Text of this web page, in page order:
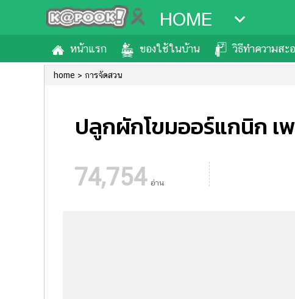
HOME
หน้าแรก ของใช้ในบ้าน วิธีทำความสะ
home การจัดสวน
ปลูกผักโขมออร์แกนิก เ
74,754 อ่าน